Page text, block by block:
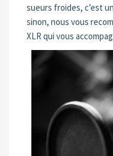
sueurs froides, c’est
sinon, nous vous
XLR qui vous